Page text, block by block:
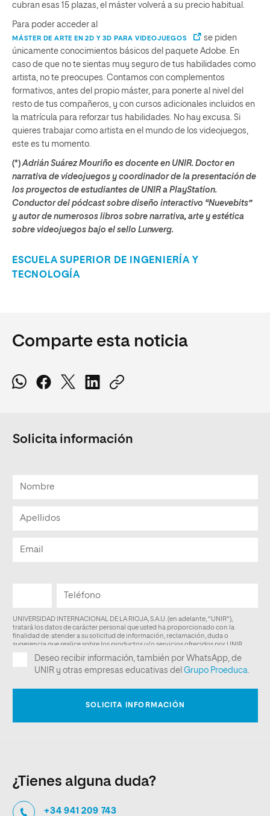
cubran esas 15 plazas, el máster volverá a su precio habitual.
Para poder acceder al
MÁSTER DE ARTE EN 2D Y 3D PARA VIDEOJUEGOS
se piden
únicamente conocimientos básicos del paquete Adobe. En
caso de que no te sientas muy seguro de tus habilidades como
artista, no te preocupes. Contamos con complementos
formativos, antes del propio máster, para ponerte al nivel del
resto de tus compañeros, y con cursos adicionales incluidos en
la matrícula para reforzar tus habilidades. No hay excusa. Si
quieres trabajar como artista en el mundo de los videojuegos,
este es tu momento.
(*) Adrián Suárez Mouriño es docente en UNIR. Doctor en
narrativa de videojuegos y coordinador de la presentación de
los proyectos de estudiantes de UNIR a PlayStation.
Conductor del pódcast sobre diseño interactivo “Nuevebits”
y autor de numerosos libros sobre narrativa, arte y estética
sobre videojuegos bajo el sello Lunwerg.
ESCUELA SUPERIOR DE INGENIERÍA Y
TECNOLOGÍA
Comparte esta noticia
Solicita información
¿Tienes alguna duda?
+34 941 209 743